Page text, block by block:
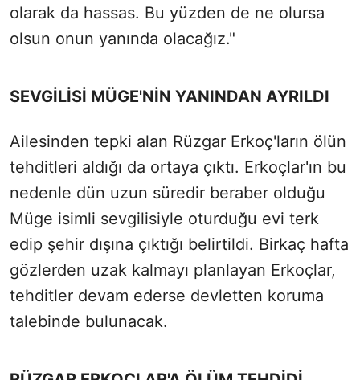
olarak da hassas. Bu yüzden de ne olursa
olsun onun yanında olacağız."
SEVGİLİSİ MÜGE'NİN YANINDAN AYRILDI
Ailesinden tepki alan Rüzgar Erkoç'ların ölün
tehditleri aldığı da ortaya çıktı. Erkoçlar'ın bu
nedenle dün uzun süredir beraber olduğu
Müge isimli sevgilisiyle oturduğu evi terk
edip şehir dışına çıktığı belirtildi. Birkaç hafta
gözlerden uzak kalmayı planlayan Erkoçlar,
tehditler devam ederse devletten koruma
talebinde bulunacak.